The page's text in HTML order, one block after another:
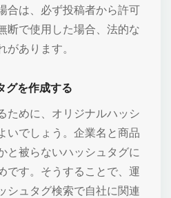
合は、必ず投稿者から許可
断で使用した場合、法的な
があります。
グを作成する
ために、オリジナルハッシ
いでしょう。企業名と商品
と被らないハッシュタグに
です。そうすることで、運
シュタグ検索で自社に関連